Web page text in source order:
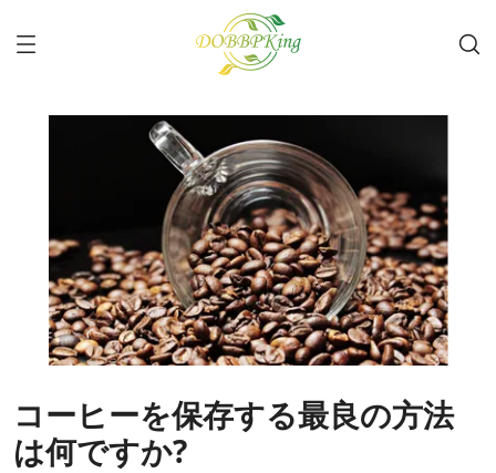
コーヒーを保存する最良の方法
は何ですか?